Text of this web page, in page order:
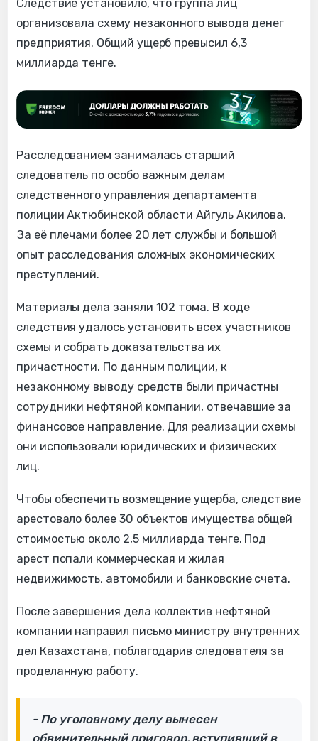
Следствие установило, что группа лиц
организовала схему незаконного вывода денег
предприятия. Общий ущерб превысил 6,3
миллиарда тенге.
Расследованием занималась старший
следователь по особо важным делам
следственного управления департамента
полиции Актюбинской области Айгуль Акилова.
За её плечами более 20 лет службы и большой
опыт расследования сложных экономических
преступлений.
Материалы дела заняли 102 тома. В ходе
следствия удалось установить всех участников
схемы и собрать доказательства их
причастности. По данным полиции, к
незаконному выводу средств были причастны
сотрудники нефтяной компании, отвечавшие за
финансовое направление. Для реализации схемы
они использовали юридических и физических
лиц.
Чтобы обеспечить возмещение ущерба, следствие
арестовало более 30 объектов имущества общей
стоимостью около 2,5 миллиарда тенге. Под
арест попали коммерческая и жилая
недвижимость, автомобили и банковские счета.
После завершения дела коллектив нефтяной
компании направил письмо министру внутренних
дел Казахстана, поблагодарив следователя за
проделанную работу.
- По уголовному делу вынесен
обвинительный приговор, вступивший в